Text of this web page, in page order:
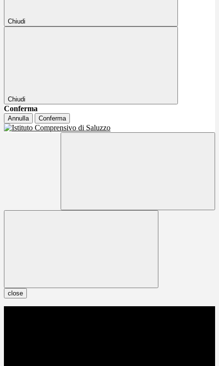
Chiudi
Chiudi
Conferma
Annulla Conferma
close